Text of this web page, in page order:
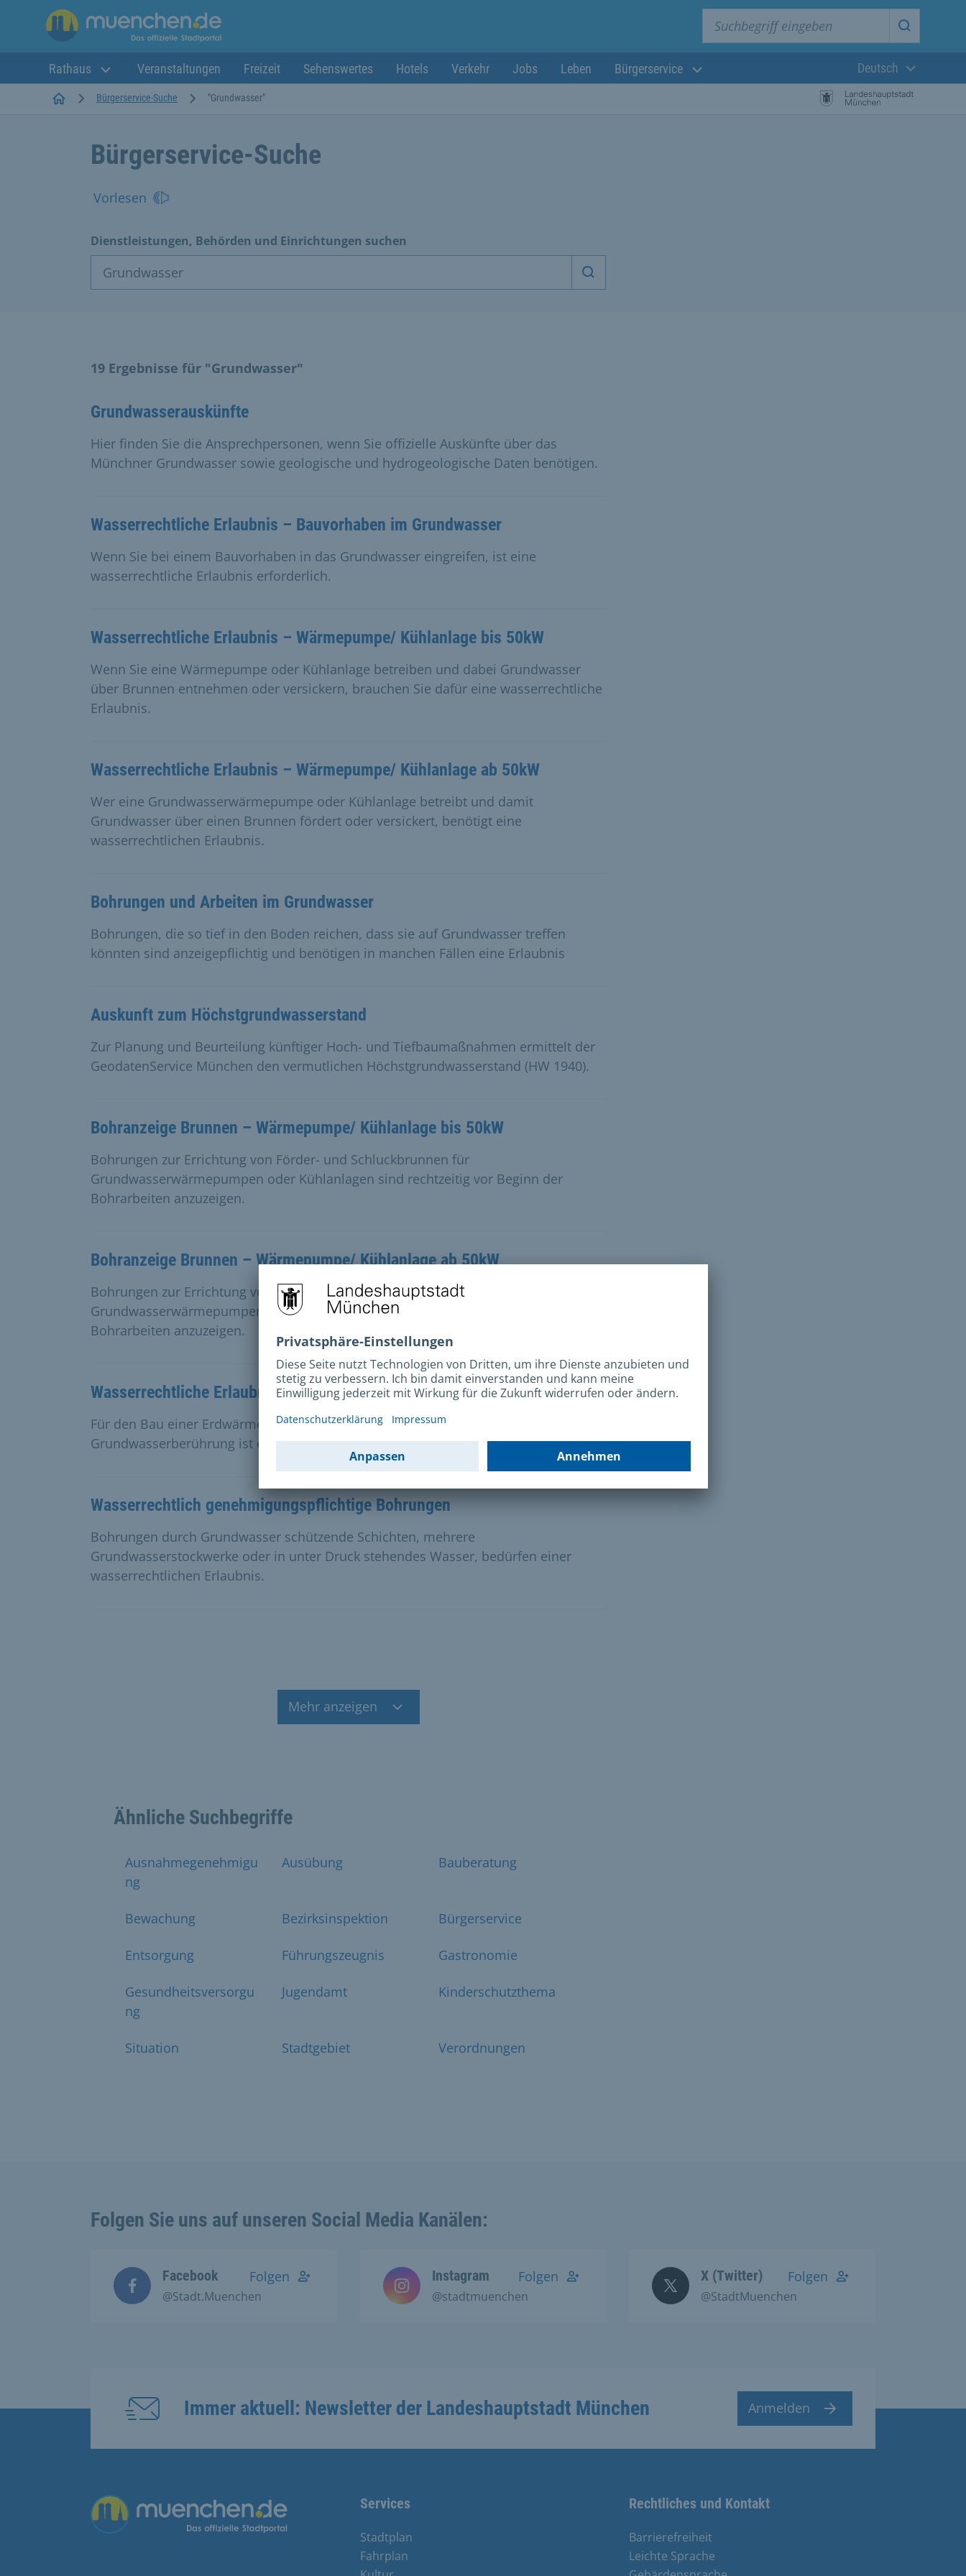
Suche
Rathaus Veranstaltungen Freizeit Sehenswertes Hotels Verkehr Jobs Leben Bürgerservice
Aktuelle
Deutsch
StartseiteBürgerservice-Suche "Grundwasser"
Bürgerservice-Suche
Vorlesen
Dienstleistungen, Behörden und Einrichtungen suchen
Dienstleistungssuche Starten
19 Ergebnisse für "Grundwasser"
Grundwasserauskünfte
Hier finden Sie die Ansprechpersonen, wenn Sie offizielle Auskünfte über das
Münchner Grundwasser sowie geologische und hydrogeologische Daten benötigen.
Wasserrechtliche Erlaubnis – Bauvorhaben im Grundwasser
Wenn Sie bei einem Bauvorhaben in das Grundwasser eingreifen, ist eine
wasserrechtliche Erlaubnis erforderlich.
Wasserrechtliche Erlaubnis – Wärmepumpe/ Kühlanlage bis 50kW
Wenn Sie eine Wärmepumpe oder Kühlanlage betreiben und dabei Grundwasser
über Brunnen entnehmen oder versickern, brauchen Sie dafür eine wasserrechtliche
Erlaubnis.
Wasserrechtliche Erlaubnis – Wärmepumpe/ Kühlanlage ab 50kW
Wer eine Grundwasserwärmepumpe oder Kühlanlage betreibt und damit
Grundwasser über einen Brunnen fördert oder versickert, benötigt eine
wasserrechtlichen Erlaubnis.
Bohrungen und Arbeiten im Grundwasser
Bohrungen, die so tief in den Boden reichen, dass sie auf Grundwasser treffen
könnten sind anzeigepflichtig und benötigen in manchen Fällen eine Erlaubnis
Auskunft zum Höchstgrundwasserstand
Zur Planung und Beurteilung künftiger Hoch- und Tiefbaumaßnahmen ermittelt der
GeodatenService München den vermutlichen Höchstgrundwasserstand (HW 1940).
Bohranzeige Brunnen – Wärmepumpe/ Kühlanlage bis 50kW
Bohrungen zur Errichtung von Förder- und Schluckbrunnen für
Grundwasserwärmepumpen oder Kühlanlagen sind rechtzeitig vor Beginn der
Bohrarbeiten anzuzeigen.
Bohranzeige Brunnen – Wärmepumpe/ Kühlanlage ab 50kW
Bohrungen zur Errichtung von Förder- und Schluckbrunnen für
Grundwasserwärmepumpen oder Kühlanlagen sind rechtzeitig vor Beginn der
Bohrarbeiten anzuzeigen.
Wasserrechtliche Erlaubnis – Erdwärmesonde/ Erdwärmekollektor
Für den Bau einer Erdwärmeanlage (Sonde, Kollektor, Körbe oder ähnliches) mit
Grundwasserberührung ist eine wasserrechtliche Erlaubnis erforderlich.
Wasserrechtlich genehmigungspflichtige Bohrungen
Bohrungen durch Grundwasser schützende Schichten, mehrere
Grundwasserstockwerke oder in unter Druck stehendes Wasser, bedürfen einer
wasserrechtlichen Erlaubnis.
Mehr anzeigen
Ähnliche Suchbegriffe
Ausnahmegenehmigu
ng
Ausübung Bauberatung
Bewachung Bezirksinspektion Bürgerservice
Entsorgung Führungszeugnis Gastronomie
Gesundheitsversorgu
ng
Jugendamt Kinderschutzthema
Situation Stadtgebiet Verordnungen
Folgen Sie uns auf unseren Social Media Kanälen:
Facebook
@Stadt.Muenchen
Folgen Instagram
@stadtmuenchen
Folgen X (Twitter)
@StadtMuenchen
Folgen
Immer aktuell: Newsletter der Landeshauptstadt München Anmelden
Übergreifende Links Services
Stadtplan
Fahrplan
Rechtliches und Kontakt
Barrierefreiheit
Leichte Sprache